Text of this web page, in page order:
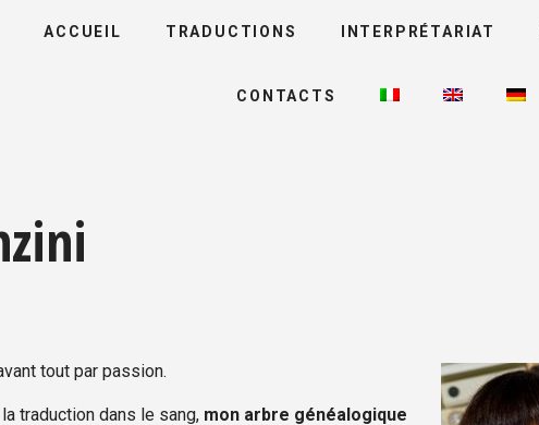
ACCUEIL TRADUCTIONS INTERPRÉTARIAT
CONTACTS
tout par passion.
la traduction dans le sang, mon arbre généalogique